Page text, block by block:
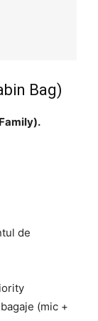
Bag)
de
(mic +